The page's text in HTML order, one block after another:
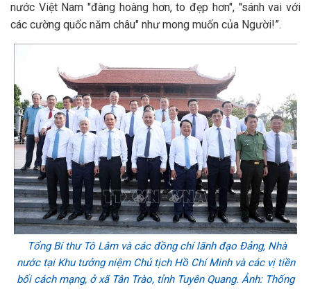
nước Việt Nam "đàng hoàng hơn, to đẹp hơn", "sánh vai với
các cường quốc năm châu" như mong muốn của Người!”.
Tổng Bí thư Tô Lâm và các đồng chí lãnh đạo Đảng, Nhà
nước tại Khu tưởng niệm Chủ tịch Hồ Chí Minh và các vị tiền
bối cách mạng, ở xã Tân Trào, tỉnh Tuyên Quang. Ảnh: Thống